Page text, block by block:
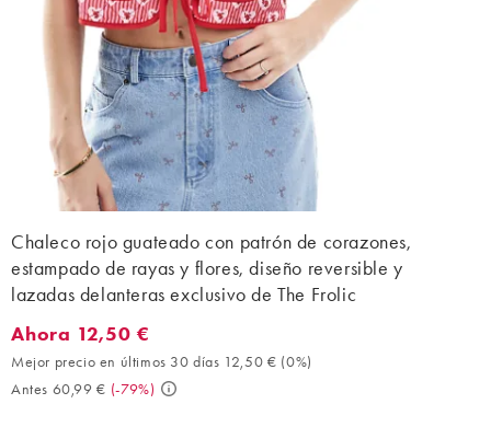
Chaleco rojo guateado con patrón de corazones,
estampado de rayas y flores, diseño reversible y
lazadas delanteras exclusivo de The Frolic
Ahora 12,50 €. Mejor precio en últimos 30 días 12,50 € (0%).
Ahora 12,50 €
Mejor precio en últimos 30 días 12,50 € (0%)
Antes 60,99 € (-79%)